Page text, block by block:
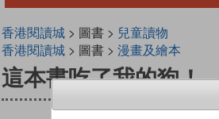
香港閱讀城> 圖書 > 兒童讀物
香港閱讀城> 圖書 > 漫畫及繪本
這本書吃了我的狗！